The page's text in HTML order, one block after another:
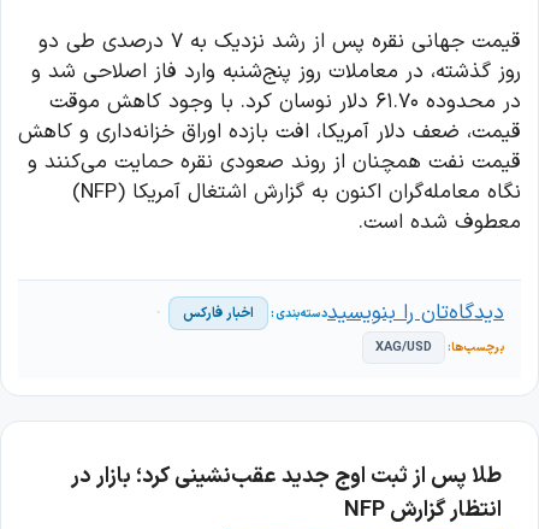
قیمت جهانی نقره پس از رشد نزدیک به ۷ درصدی طی دو
روز گذشته، در معاملات روز پنج‌شنبه وارد فاز اصلاحی شد و
در محدوده ۶۱.۷۰ دلار نوسان کرد. با وجود کاهش موقت
قیمت، ضعف دلار آمریکا، افت بازده اوراق خزانه‌داری و کاهش
قیمت نفت همچنان از روند صعودی نقره حمایت می‌کنند و
نگاه معامله‌گران اکنون به گزارش اشتغال آمریکا (NFP)
معطوف شده است.
اخبار فارکس
XAG/USD
دیدگاه‌تان را بنویسید
طلا پس از ثبت اوج جدید عقب‌نشینی کرد؛ بازار در
انتظار گزارش NFP